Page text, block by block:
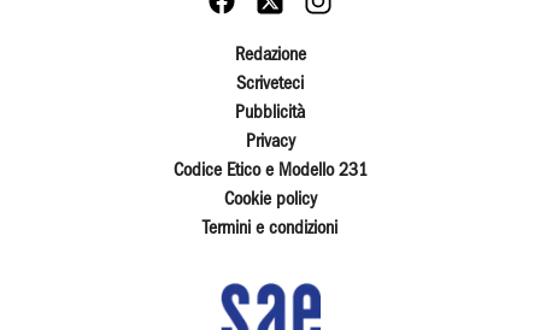
Redazione
Scriveteci
Pubblicità
Privacy
Codice Etico e Modello 231
Cookie policy
Termini e condizioni